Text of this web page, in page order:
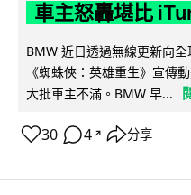
車主怒轟堪比
BMW 近日透過無線更新向
《蜘蛛俠：英雄重生》宣傳
大批車主不滿。BMW 早...
30 4 ↗ 分享